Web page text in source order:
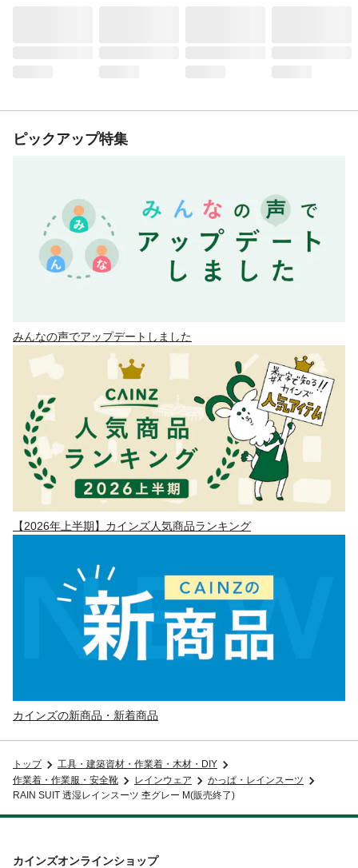
ピックアップ特集
みんなの声でアップデートしました
【2026年上半期】カインズ人気商品ランキング
カインズの新商品・新着商品
トップ
工具・建築資材・作業着・木材・DIY
作業着・作業服・安全靴
レインウェア
かっぱ・レインスーツ
RAIN SUIT 透湿レインスーツ 杢グレー M(販売終了)
カインズオンラインショップ